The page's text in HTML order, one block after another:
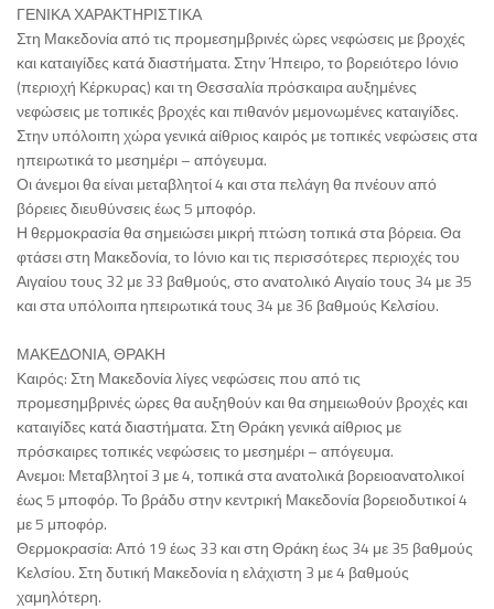
ΓΕΝΙΚΑ ΧΑΡΑΚΤΗΡΙΣΤΙΚΑ
Στη Μακεδονία από τις προμεσημβρινές ώρες νεφώσεις με βροχές
και καταιγίδες κατά διαστήματα. Στην Ήπειρο, το βορειότερο Ιόνιο
(περιοχή Κέρκυρας) και τη Θεσσαλία πρόσκαιρα αυξημένες
νεφώσεις με τοπικές βροχές και πιθανόν μεμονωμένες καταιγίδες.
Στην υπόλοιπη χώρα γενικά αίθριος καιρός με τοπικές νεφώσεις στα
ηπειρωτικά το μεσημέρι – απόγευμα.
Οι άνεμοι θα είναι μεταβλητοί 4 και στα πελάγη θα πνέουν από
βόρειες διευθύνσεις έως 5 μποφόρ.
Η θερμοκρασία θα σημειώσει μικρή πτώση τοπικά στα βόρεια. Θα
φτάσει στη Μακεδονία, το Ιόνιο και τις περισσότερες περιοχές του
Αιγαίου τους 32 με 33 βαθμούς, στο ανατολικό Αιγαίο τους 34 με 35
και στα υπόλοιπα ηπειρωτικά τους 34 με 36 βαθμούς Κελσίου.
ΜΑΚΕΔΟΝΙΑ, ΘΡΑΚΗ
Καιρός: Στη Μακεδονία λίγες νεφώσεις που από τις
προμεσημβρινές ώρες θα αυξηθούν και θα σημειωθούν βροχές και
καταιγίδες κατά διαστήματα. Στη Θράκη γενικά αίθριος με
πρόσκαιρες τοπικές νεφώσεις το μεσημέρι – απόγευμα.
Ανεμοι: Μεταβλητοί 3 με 4, τοπικά στα ανατολικά βορειοανατολικοί
έως 5 μποφόρ. Το βράδυ στην κεντρική Μακεδονία βορειοδυτικοί 4
με 5 μποφόρ.
Θερμοκρασία: Από 19 έως 33 και στη Θράκη έως 34 με 35 βαθμούς
Κελσίου. Στη δυτική Μακεδονία η ελάχιστη 3 με 4 βαθμούς
χαμηλότερη.